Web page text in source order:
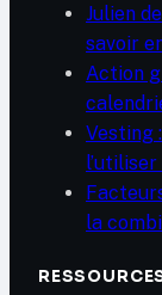
Julien
savoir
Action
Vesting
la